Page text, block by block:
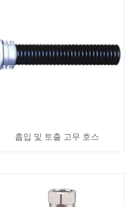
흡입 및 토출 고무 호스